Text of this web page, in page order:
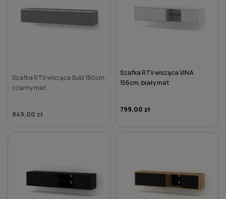
Szafka RTV wisząca Subi 180cm,
czarny mat
849,00 zł
Szafka RTV wisząca VINA
156cm, biały mat
799,00 zł